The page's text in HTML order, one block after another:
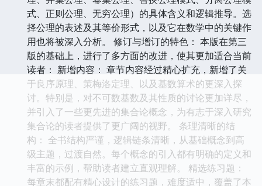
式、正则公理、无穷公理）的具体含义和逻辑推导。选
择公理的表述及其等价形式，以及它在数学中的关键作
用也将被深入分析。 修订与增订的特色： 本版在第三
版的基础上，进行了多方面的改进，使其更加适合当前
读者： 新增内容： 章节内容经过精心扩充，新增了关
于良序原理、策梅洛定理、以及基数算术的更深入探
讨。特别是，对不可数基数及其性质的讨论更加详尽，
并引入了一些更先进的集合论概念，为有志于深入研究
集合论的读者提供了更广阔的视野。 条理清晰的结
构： 全书结构严谨，逻辑链条清晰，从基础概念到高
级主题，过渡自然。每个概念的引入都有明确的定义和
丰富的示例，帮助读者建立直观理解。 精选练习题：
每章末都配有精心设计的练习题，难度适中，覆盖了本